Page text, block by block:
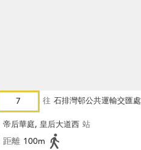
7 往 石排灣邨公共運輸交匯處
帝后華庭, 皇后大道西 站
距離 100m